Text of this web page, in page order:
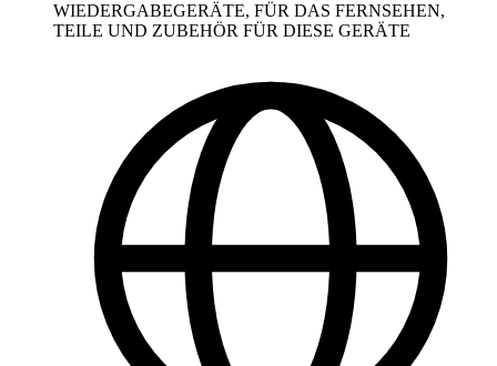
WIEDERGABEGERÄTE, FÜR DAS FERNSEHEN,
TEILE UND ZUBEHÖR FÜR DIESE GERÄTE